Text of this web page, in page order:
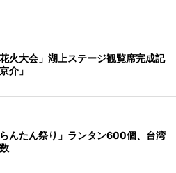
火大会」湖上ステージ観覧席完成記
介」
んたん祭り」ランタン600個、台湾